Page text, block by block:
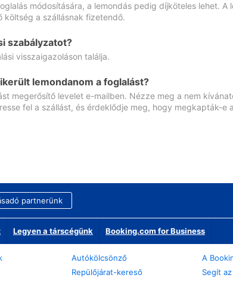
módosítására, a lemondás pedig díjköteles lehet. A
költség a szállásnak fizetendő.
szabályzatot?
visszaigazoláson találja.
lemondanom a foglalást?
megerősítő levelet e-mailben. Nézze meg a nem
fel a szállást, és érdeklődje meg, hogy megkapták-e
partnerünk
Legyen a társcégünk Booking.com for Business
Autókölcsönző
Repülőjárat-kereső
A
Segít